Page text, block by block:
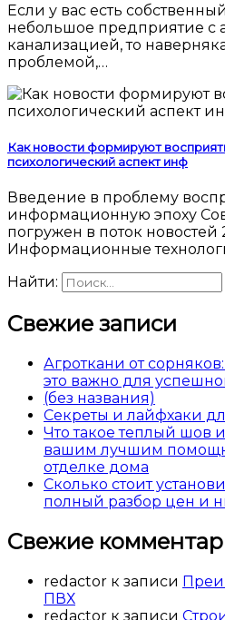
Если у вас есть собственный дом, дача или даже
небольшое предприятие с
канализацией, то
проблемой,…
Как новости формируют
психологический аспект инф
Введение в проблему восприятия новостей в
информационную эпоху
погружен в поток новостей
Информационные
Найти:
Свежие записи
Агроткани от
это важно для
(без названия)
Секреты и лайфхаки
Что такое теплый шов
вашим лучшим
отделке дома
Сколько стоит
полный разбор цен и
Свежие
redactor к записи
ПВХ
redactor к записи